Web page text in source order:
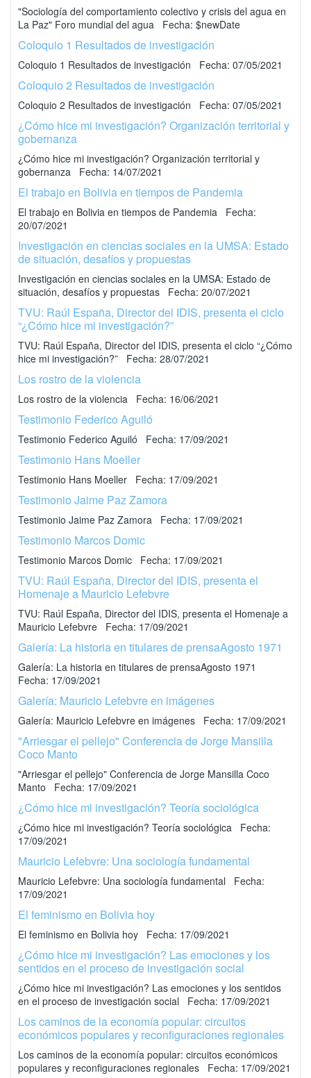
"Sociología del comportamiento colectivo y crisis del agua en
La Paz" Foro mundial del agua Fecha: $newDate
Coloquio 1 Resultados de investigación
Coloquio 1 Resultados de investigación Fecha: 07/05/2021
Coloquio 2 Resultados de investigación
Coloquio 2 Resultados de investigación Fecha: 07/05/2021
¿Cómo hice mi investigación? Organización territorial y
gobernanza
¿Cómo hice mi investigación? Organización territorial y
gobernanza Fecha: 14/07/2021
El trabajo en Bolivia en tiempos de Pandemia
El trabajo en Bolivia en tiempos de Pandemia Fecha:
20/07/2021
Investigación en ciencias sociales en la UMSA: Estado
de situación, desafíos y propuestas
Investigación en ciencias sociales en la UMSA: Estado de
situación, desafíos y propuestas Fecha: 20/07/2021
TVU: Raúl España, Director del IDIS, presenta el ciclo
“¿Cómo hice mi investigación?”
TVU: Raúl España, Director del IDIS, presenta el ciclo “¿Cómo
hice mi investigación?” Fecha: 28/07/2021
Los rostro de la violencia
Los rostro de la violencia Fecha: 16/06/2021
Testimonio Federico Aguiló
Testimonio Federico Aguiló Fecha: 17/09/2021
Testimonio Hans Moeller
Testimonio Hans Moeller Fecha: 17/09/2021
Testimonio Jaime Paz Zamora
Testimonio Jaime Paz Zamora Fecha: 17/09/2021
Testimonio Marcos Domic
Testimonio Marcos Domic Fecha: 17/09/2021
TVU: Raúl España, Director del IDIS, presenta el
Homenaje a Mauricio Lefebvre
TVU: Raúl España, Director del IDIS, presenta el Homenaje a
Mauricio Lefebvre Fecha: 17/09/2021
Galería: La historia en titulares de prensaAgosto 1971
Galería: La historia en titulares de prensaAgosto 1971
Fecha: 17/09/2021
Galería: Mauricio Lefebvre en imágenes
Galería: Mauricio Lefebvre en imágenes Fecha: 17/09/2021
"Arriesgar el pellejo" Conferencia de Jorge Mansilla
Coco Manto
"Arriesgar el pellejo" Conferencia de Jorge Mansilla Coco
Manto Fecha: 17/09/2021
¿Cómo hice mi investigación? Teoría sociológica
¿Cómo hice mi investigación? Teoría sociológica Fecha:
17/09/2021
Mauricio Lefebvre: Una sociología fundamental
Mauricio Lefebvre: Una sociología fundamental Fecha:
17/09/2021
El feminismo en Bolivia hoy
El feminismo en Bolivia hoy Fecha: 17/09/2021
¿Cómo hice mi investigación? Las emociones y los
sentidos en el proceso de investigación social
¿Cómo hice mi investigación? Las emociones y los sentidos
en el proceso de investigación social Fecha: 17/09/2021
Los caminos de la economía popular: circuitos
económicos populares y reconfiguraciones regionales
Los caminos de la economía popular: circuitos económicos
populares y reconfiguraciones regionales Fecha: 17/09/2021